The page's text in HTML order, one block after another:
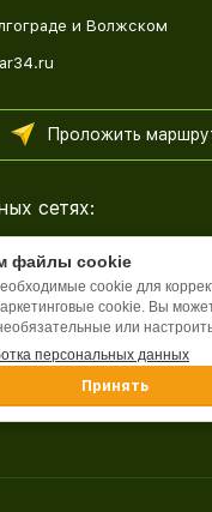
и Волжском
Проложить
сетях:
файлы cookie
cookie для
cookie. Вы
или
персональных данных
Принять